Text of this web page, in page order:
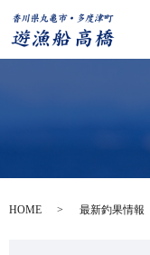
HOME 最新釣果情報